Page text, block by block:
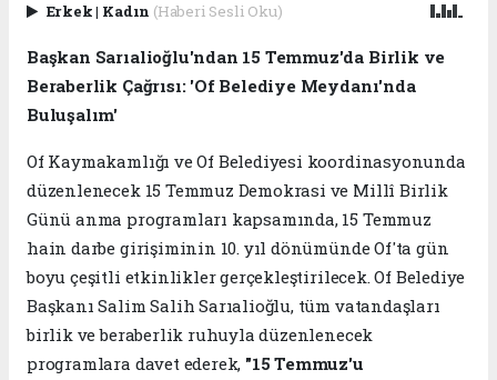
Erkek| Kadın (Haberi Sesli Oku)
Başkan Sarıalioğlu'ndan 15 Temmuz'da Birlik ve
Beraberlik Çağrısı: 'Of Belediye Meydanı'nda
Buluşalım'
Of Kaymakamlığı ve Of Belediyesi koordinasyonunda
düzenlenecek 15 Temmuz Demokrasi ve Millî Birlik
Günü anma programları kapsamında, 15 Temmuz
hain darbe girişiminin 10. yıl dönümünde Of'ta gün
boyu çeşitli etkinlikler gerçekleştirilecek. Of Belediye
Başkanı Salim Salih Sarıalioğlu, tüm vatandaşları
birlik ve beraberlik ruhuyla düzenlenecek
programlara davet ederek, "15 Temmuz'u